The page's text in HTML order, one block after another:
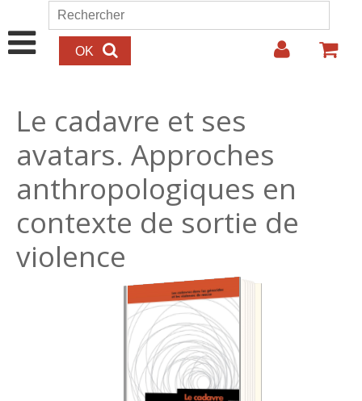
Aller au contenu principal
Formulaire de recherche
Rechercher
Le cadavre et ses
avatars. Approches
anthropologiques en
contexte de sortie de
violence
25.00€